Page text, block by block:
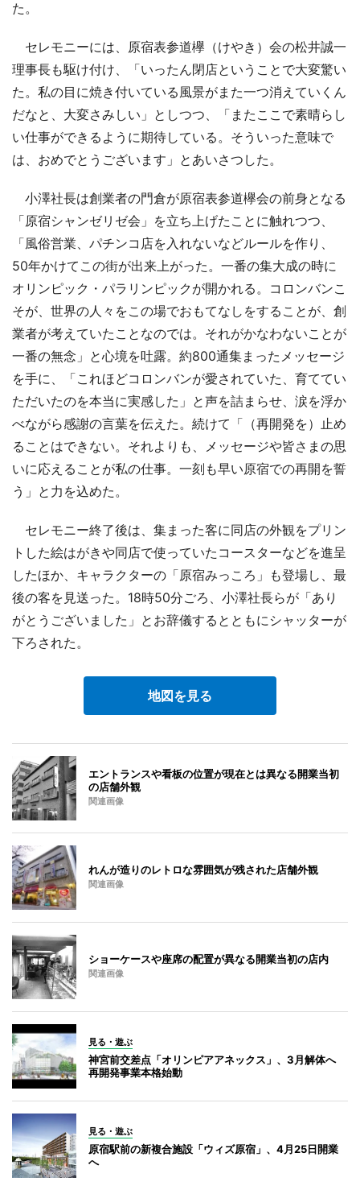
た。
セレモニーには、原宿表参道欅（けやき）会の松井誠一
理事長も駆け付け、「いったん閉店ということで大変驚い
た。私の目に焼き付いている風景がまた一つ消えていくん
だなと、大変さみしい」としつつ、「またここで素晴らし
い仕事ができるように期待している。そういった意味で
は、おめでとうございます」とあいさつした。
小澤社長は創業者の門倉が原宿表参道欅会の前身となる
「原宿シャンゼリゼ会」を立ち上げたことに触れつつ、
「風俗営業、パチンコ店を入れないなどルールを作り、
50年かけてこの街が出来上がった。一番の集大成の時に
オリンピック・パラリンピックが開かれる。コロンバンこ
そが、世界の人々をこの場でおもてなしをすることが、創
業者が考えていたことなのでは。それがかなわないことが
一番の無念」と心境を吐露。約800通集まったメッセージ
を手に、「これほどコロンバンが愛されていた、育ててい
ただいたのを本当に実感した」と声を詰まらせ、涙を浮か
べながら感謝の言葉を伝えた。続けて「（再開発を）止め
ることはできない。それよりも、メッセージや皆さまの思
いに応えることが私の仕事。一刻も早い原宿での再開を誓
う」と力を込めた。
セレモニー終了後は、集まった客に同店の外観をプリン
トした絵はがきや同店で使っていたコースターなどを進呈
したほか、キャラクターの「原宿みっころ」も登場し、最
後の客を見送った。18時50分ごろ、小澤社長らが「あり
がとうございました」とお辞儀するとともにシャッターが
下ろされた。
地図を見る
エントランスや看板の位置が現在とは異なる開業当初
の店舗外観
関連画像
れんが造りのレトロな雰囲気が残された店舗外観
関連画像
ショーケースや座席の配置が異なる開業当初の店内
関連画像
見る・遊ぶ
神宮前交差点「オリンピアアネックス」、3月解体へ
再開発事業本格始動
見る・遊ぶ
原宿駅前の新複合施設「ウィズ原宿」、4月25日開業
へ